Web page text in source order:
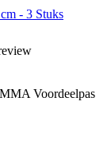
- 3 Stuks
Voordeelpas